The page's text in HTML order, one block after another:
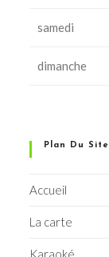
samedi
dimanche
Plan Du Site
Accueil
La carte
Karaoké